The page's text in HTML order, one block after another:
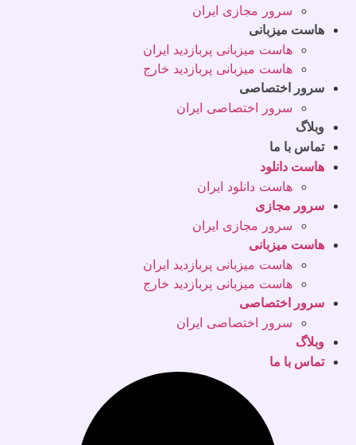
سرور مجازی ایران
هاست میزبانی
هاست میزبانی پربازدید ایران
هاست میزبانی پربازدید خارج
سرور اختصاصی
سرور اختصاصی ایران
وبلاگ
تماس با ما
هاست دانلود
هاست دانلود ایران
سرور مجازی
سرور مجازی ایران
هاست میزبانی
هاست میزبانی پربازدید ایران
هاست میزبانی پربازدید خارج
سرور اختصاصی
سرور اختصاصی ایران
وبلاگ
تماس با ما